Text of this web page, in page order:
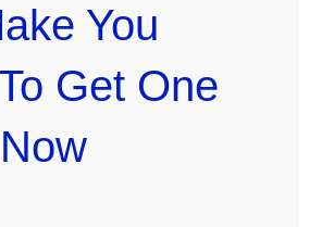
You
Get One